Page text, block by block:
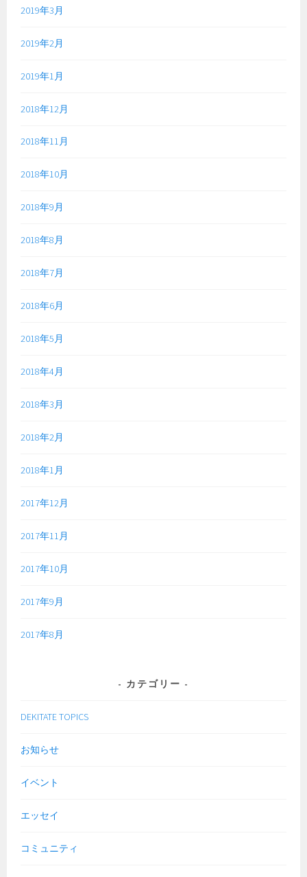
2019年3月
2019年2月
2019年1月
2018年12月
2018年11月
2018年10月
2018年9月
2018年8月
2018年7月
2018年6月
2018年5月
2018年4月
2018年3月
2018年2月
2018年1月
2017年12月
2017年11月
2017年10月
2017年9月
2017年8月
カテゴリー
DEKITATE TOPICS
お知らせ
イベント
エッセイ
コミュニティ